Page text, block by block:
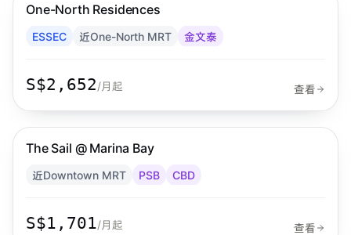
Habyt
One-North Residences
ESSEC 近One-North MRT 金文泰
S$2,652/月起 查看
Habyt
步行 2 分钟到 MRT CBD
The Sail @ Marina Bay
近Downtown MRT PSB CBD
S$1,701/月起 查看